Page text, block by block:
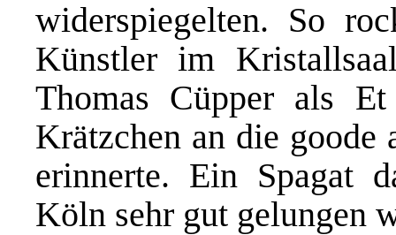
widerspiegelten. So
Künstler im
Thomas Cüpper als
Krätzchen an die
erinnerte. Ein Spagat
Köln sehr gut gelungen